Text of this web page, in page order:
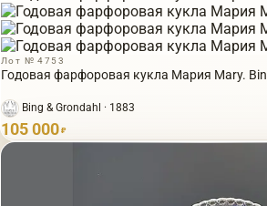
Лот № 4753
Годовая фарфоровая кукла Мария Mary​.​
Bing & Grondahl · 1883
105 000 ₽